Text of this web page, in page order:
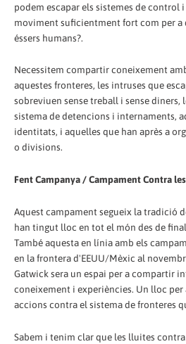
podem escapar els sistemes de control
moviment suficientment fort com per a
éssers humans?.
Necessitem compartir coneixement
aquestes fronteres, les intruses que
sobreviuen sense treball i sense
sistema de detencions i internaments,
identitats, i aquelles que han après a
o divisions.
Fent Campanya / Campament Contra
Aquest campament segueix la tradició
han tingut lloc en tot el món des de
També aquesta en línia amb els
en la frontera d'EEUU/Mèxic al
Gatwick sera un espai per a compartir
coneixement i experiències. Un lloc per
accions contra el sistema de fronteres
Sabem i tenim clar que les lluites